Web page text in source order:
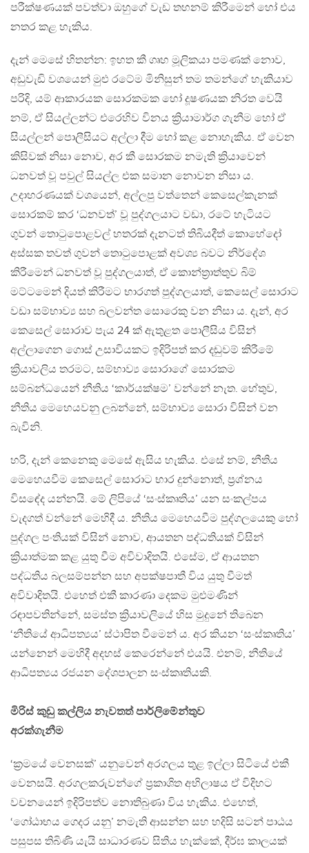
පරීක්ෂණයක් පවත්වා ඔහුගේ වැඩ තහනම් කිරීමෙන් හෝ එය
නතර කළ හැකිය.
දැන් මෙසේ හිතන්න: ඉහත කී ගෘහ මූලිකයා පමණක් නොව,
අඩුවැඩි වශයෙන් මුළු රටේම මිනිසුන් තම තමන්ගේ හැකියාව
පරිදි, යම් ආකාරයක සොරකමක හෝ දූෂණයක නිරත වෙයි
නම්, ඒ සියල්ලන්ට එරෙහිව විනය ක්‍රියාමාර්ග ගැනීම හෝ ඒ
සියල්ලන් පොලීසියට අල්ලා දීම හෝ කළ නොහැකිය. ඒ වෙන
කිසිවක් නිසා නොව, අර කී සොරකම නමැති ක්‍රියාවෙන්
ධනවත් වූ පවුල් සියල්ල එක සමාන නොවන නිසා ය.
උදාහරණයක් වශයෙන්, අල්ලපු වත්තෙන් කෙසෙල්කැනක්
සොරකම් කර ‘ධනවත්’ වූ පුද්ගලයාට වඩා, රටේ හැටියට
ගුවන් තොටුපොළවල් හතරක් දැනටත් තිබියදීත් කොහේදෝ
අස්සක තවත් ගුවන් තොටුපොළක් අවශ්‍ය බවට නිර්දේශ
කිරීමෙන් ධනවත් වූ පුද්ගලයාත්, ඒ කොන්ත‍්‍රාත්තුව බිම්
මට්ටමෙන් දියත් කිරීමට භාරගත් පුද්ගලයාත්, කෙසෙල් සොරාට
වඩා සම්භාව්‍ය සහ බලවන්ත සොරෙකු වන නිසා ය. දැන්, අර
කෙසෙල් සොරාව පැය 24 ක් ඇතුළත පොලීසිය විසින්
අල්ලාගෙන ගොස් උසාවියකට ඉදිරිපත් කර දඬුවම් කිරීමේ
ක්‍රියාවලිය තරමට, සම්භාව්‍ය සොරාගේ සොරකම
සම්බන්ධයෙන් නීතිය ‘කාර්යක්ෂම’ වන්නේ නැත. හේතුව,
නීතිය මෙහෙයවනු ලබන්නේ, සම්භාව්‍ය සොරා විසින් වන
බැවිනි.
හරි, දැන් කෙනෙකු මෙසේ ඇසිය හැකිය. එසේ නම්, නීතිය
මෙහෙයවීම කෙසෙල් සොරාට භාර දුන්නොත්, ප්‍රශ්නය
විසඳේද යන්නයි. මේ ලිපියේ ‘සංස්කෘතිය’ යන සංකල්පය
වැදගත් වන්නේ මෙහිදී ය. නීතිය මෙහෙයවීම පුද්ගලයෙකු හෝ
පුද්ගල පංතියක් විසින් නොව, ආයතන පද්ධතියක් විසින්
ක්‍රියාත්මක කළ යුතු වීම අවිවාදිතයි. එසේම, ඒ ආයතන
පද්ධතිය බලසම්පන්න සහ අපක්ෂපාතී විය යුතු වීමත්
අවිවාදිතයි. එහෙත් එකී කාරණා දෙකම මුළුමණින්
රඳාපවතින්නේ, සමස්ත ක්‍රියාවලියේ හිස මුදුනේ තිබෙන
‘නීතියේ ආධිපත්‍යය’ ස්ථාපිත වීමෙන් ය. අර කියන ‘සංස්කෘතිය’
යන්නෙන් මෙහිදී අදහස් කෙරෙන්නේ එයයි. එනම්, නීතියේ
ආධිපත්‍යය රජයන දේශපාලන සංස්කෘතියකි.
මිරිස් කුඩු කල්ලිය නැවතත් පාර්ලිමේන්තුව
අරක්ගැනීම
‘ක්‍රමයේ වෙනසක්’ යනුවෙන් අරගලය තුළ ඉල්ලා සිටියේ එකී
වෙනසයි. අරගලකරුවන්ගේ ප්‍රකාශිත අභිලාෂය ඒ විදිහට
වචනයෙන් ඉදිරිපත්ව නොතිබුණා විය හැකිය. එහෙත්,
‘ගෝඨාභය ගෙදර යනු’ නමැති ආසන්න සහ හදිසි සටන් පාඨය
පසුපස තිබිණි යැයි සාධාරණව සිතිය හැක්කේ, දීර්ඝ කාලයක්